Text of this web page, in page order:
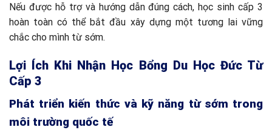
Nếu được hỗ trợ và hướng dẫn đúng cách, học sinh cấp 3
hoàn toàn có thể bắt đầu xây dựng một tương lai vững
chắc cho mình từ sớm.
Lợi Ích Khi Nhận Học Bổng Du Học Đức Từ
Cấp 3
Phát triển kiến thức và kỹ năng từ sớm trong
môi trường quốc tế